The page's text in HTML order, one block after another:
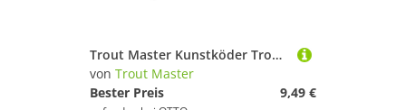
Trout Master Kunstköder Trout Master Pro Liquid - 50ml Fischlockstoff
von Trout Master
Bester Preis
9,49 €